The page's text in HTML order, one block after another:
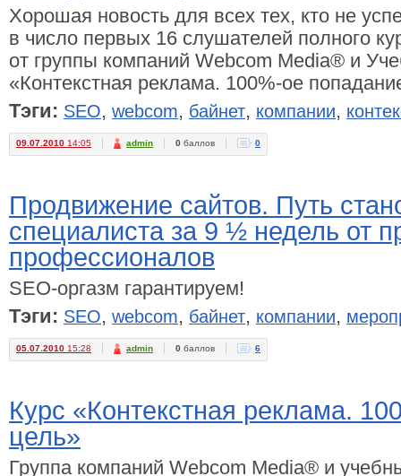
Хорошая новость для всех тех, кто не
в число первых 16 слушателей полного
от группы компаний Webcom Media® и
«Контекстная реклама. 100%-ое
Тэги: SEO, webcom, байнет, компании,
09.07.2010 14:05 admin 0 баллов 0
Продвижение сайтов. Путь
специалиста за 9 ½ недель от
профессионалов
SEO-оргазм гарантируем!
Тэги: SEO, webcom, байнет, компании,
05.07.2010 15:28 admin 0 баллов 6
Курс «Контекстная реклама.
цель»
Группа компаний Webcom Media® и